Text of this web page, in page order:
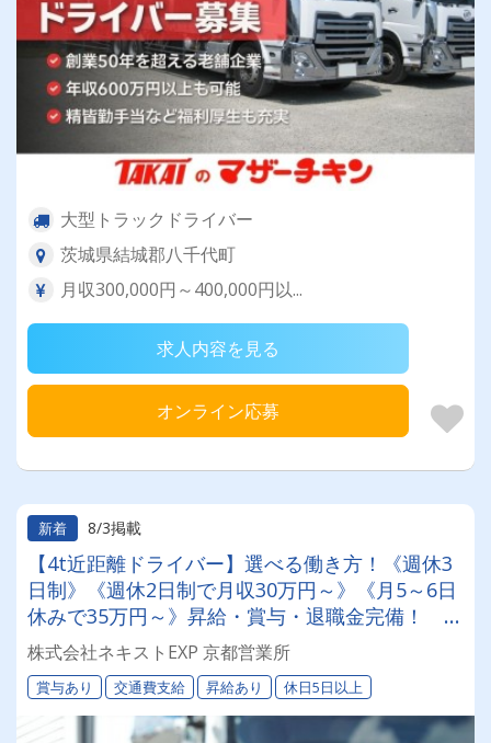
大型トラックドライバー
茨城県結城郡八千代町
月収300,000円～400,000円以...
求人内容を見る
オンライン応募
新着 8/3掲載
【4t近距離ドライバー】選べる働き方！《週休3
日制》《週休2日制で月収30万円～》《月5～6日
休みで35万円～》昇給・賞与・退職金完備！ 手
積みほぼ無しの食品配送
株式会社ネキストEXP 京都営業所
賞与あり 交通費支給 昇給あり 休日5日以上